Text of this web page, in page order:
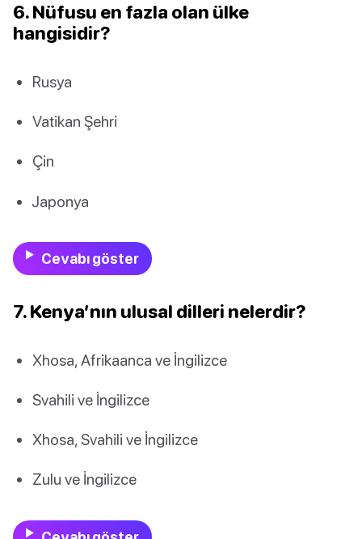
6. Nüfusu en fazla olan ülke
hangisidir?
Rusya
Vatikan Şehri
Çin
Japonya
Cevabı göster
7. Kenya’nın ulusal dilleri nelerdir?
Xhosa, Afrikaanca ve İngilizce
Svahili ve İngilizce
Xhosa, Svahili ve İngilizce
Zulu ve İngilizce